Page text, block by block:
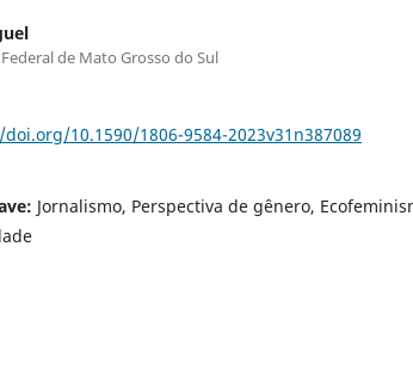
de Mato Grosso do Sul
10.1590/1806-9584-2023v31n387089
Jornalismo, Perspectiva de gênero,